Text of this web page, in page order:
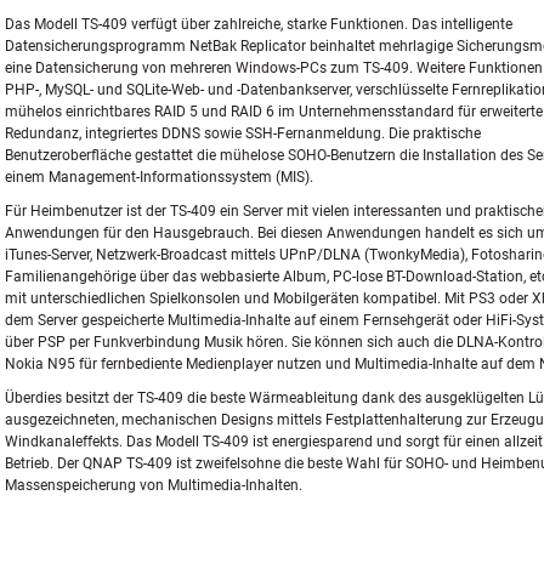
Das Modell TS-409 verfügt über zahlreiche, starke Funktionen. Das intelligente
Datensicherungsprogramm NetBak Replicator beinhaltet mehrlagige
eine Datensicherung von mehreren Windows-PCs zum TS-409. Weitere
PHP-, MySQL- und SQLite-Web- und -Datenbankserver, verschlüsselte
mühelos einrichtbares RAID 5 und RAID 6 im Unternehmensstandard für erweiterte
Redundanz, integriertes DDNS sowie SSH-Fernanmeldung. Die praktische
Benutzeroberfläche gestattet die mühelose SOHO-Benutzern die Installation des
einem Management-Informationssystem (MIS).
Für Heimbenutzer ist der TS-409 ein Server mit vielen interessanten und
Anwendungen für den Hausgebrauch. Bei diesen Anwendungen handelt es sich
iTunes-Server, Netzwerk-Broadcast mittels UPnP/DLNA (TwonkyMedia),
Familienangehörige über das webbasierte Album, PC-lose BT-Download-Station,
mit unterschiedlichen Spielkonsolen und Mobilgeräten kompatibel. Mit PS3 oder
dem Server gespeicherte Multimedia-Inhalte auf einem Fernsehgerät oder HiFi-
über PSP per Funkverbindung Musik hören. Sie können sich auch die DLNA-
Nokia N95 für fernbediente Medienplayer nutzen und Multimedia-Inhalte auf dem
Überdies besitzt der TS-409 die beste Wärmeableitung dank des ausgeklügelten
ausgezeichneten, mechanischen Designs mittels Festplattenhalterung zur
Windkanaleffekts. Das Modell TS-409 ist energiesparend und sorgt für einen
Betrieb. Der QNAP TS-409 ist zweifelsohne die beste Wahl für SOHO- und
Massenspeicherung von Multimedia-Inhalten.